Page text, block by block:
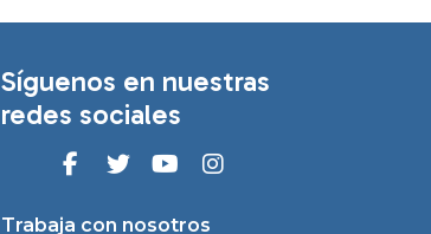
Síguenos en nuestras
redes sociales
Trabaja con nosotros